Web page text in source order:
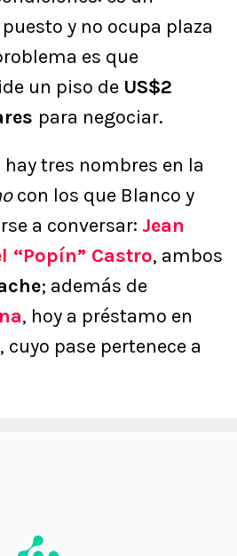
y no ocupa plaza
es que
un piso de US$2
para negociar.
tres nombres en la
con los que Blanco y
a conversar: Jean
“Popín” Castro, ambos
; además de
, hoy a préstamo en
pase pertenece a